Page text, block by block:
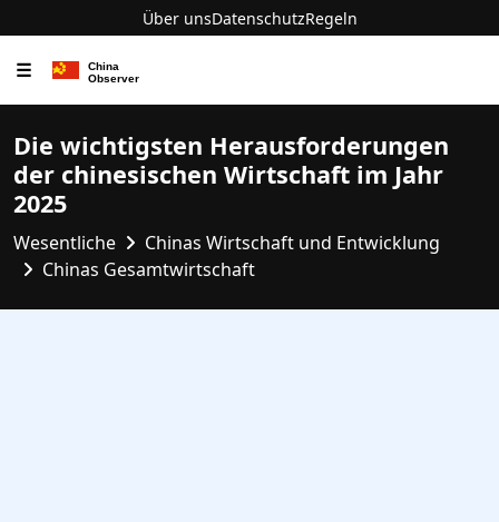
Über unsDatenschutzRegeln
☰
Die wichtigsten Herausforderungen
der chinesischen Wirtschaft im Jahr
2025
Wesentliche
Chinas Wirtschaft und Entwicklung
Chinas Gesamtwirtschaft